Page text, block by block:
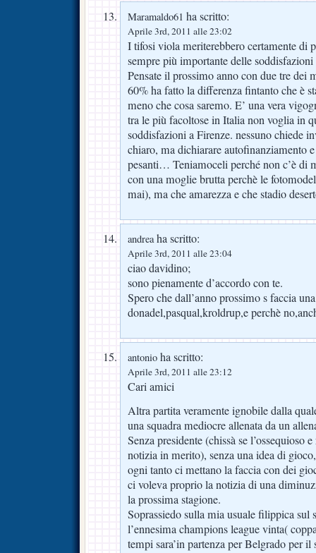
Maramaldo61 ha scritto:
Aprile 3rd, 2011 alle 23:02
I tifosi viola meriterebbero certamente di
sempre più importante delle
Pensate il prossimo anno con due tre dei
60% ha fatto la differenza fintanto che è
meno che cosa saremo. E’ una vera
tra le più facoltose in Italia non voglia in
soddisfazioni a Firenze. nessuno chiede
chiaro, ma dichiarare autofinanziamento
pesanti… Teniamoceli perché non c’è di
con una moglie brutta perchè le
mai), ma che amarezza e che stadio
andreaha scritto:
Aprile 3rd, 2011 alle 23:04
ciao davidino;
sono pienamente d’accordo con te.
Spero che dall’anno prossimo s faccia
donadel,pasqual,kroldrup,e perchè
antonio ha scritto:
Aprile 3rd, 2011 alle 23:12
Cari amici
Altra partita veramente ignobile dalla
una squadra mediocre allenata da un
Senza presidente (chissà se l’ossequioso
notizia in merito), senza una idea di
ogni tanto ci mettano la faccia con dei
ci voleva proprio la notizia di una
la prossima stagione.
Soprassiedo sulla mia usuale filippica sul
l’ennesima champions league vinta(
tempi sara’in partenza per Belgrado per